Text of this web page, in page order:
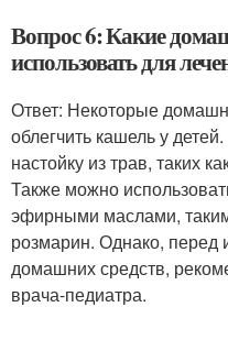
Вопрос 6: Какие
использовать для
Ответ: Некоторые
облегчить кашель у
настойку из трав, таких
Также можно
эфирными маслами,
розмарин. Однако,
домашних средств,
врача-педиатра.